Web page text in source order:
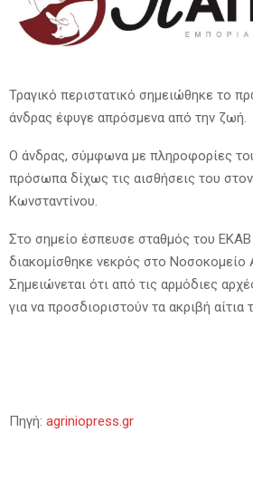
Τραγικό περιστατικό σημειώθηκε το
άνδρας έφυγε απρόσμενα από την ζωή.
Ο άνδρας, σύμφωνα με πληροφορίες
πρόσωπα δίχως τις αισθήσεις του
Κωνσταντίνου.
Στο σημείο έσπευσε σταθμός του
διακομίσθηκε νεκρός στο Νοσοκομείο
Σημειώνεται ότι από τις αρμόδιες
για να προσδιοριστούν τα ακριβή αίτια
Πηγή: agriniopress.gr